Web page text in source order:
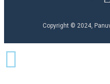
Copyright © 2024,